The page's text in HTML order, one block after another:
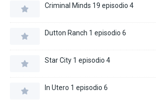
Criminal Minds 19 episodio 4
Dutton Ranch 1 episodio 6
Star City 1 episodio 4
In Utero 1 episodio 6